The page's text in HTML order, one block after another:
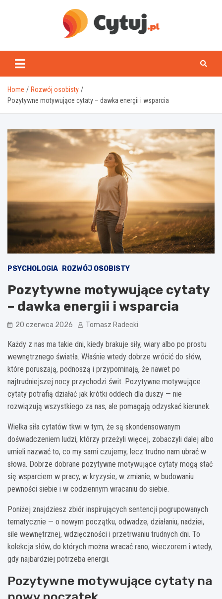
www.cytuj.pl
Home
Rozwój osobisty
Pozytywne motywujące cytaty – dawka energii i wsparcia
PSYCHOLOGIA ROZWÓJ OSOBISTY
Pozytywne motywujące cytaty
– dawka energii i wsparcia
20 czerwca 2026 Tomasz Radecki
Każdy z nas ma takie dni, kiedy brakuje siły, wiary albo po prostu
wewnętrznego światła. Właśnie wtedy dobrze wrócić do słów,
które poruszają, podnoszą i przypominają, że nawet po
najtrudniejszej nocy przychodzi świt. Pozytywne motywujące
cytaty potrafią działać jak krótki oddech dla duszy — nie
rozwiązują wszystkiego za nas, ale pomagają odzyskać kierunek.
Wielka siła cytatów tkwi w tym, że są skondensowanym
doświadczeniem ludzi, którzy przeżyli więcej, zobaczyli dalej albo
umieli nazwać to, co my sami czujemy, lecz trudno nam ubrać w
słowa. Dobrze dobrane pozytywne motywujące cytaty mogą stać
się wsparciem w pracy, w kryzysie, w zmianie, w budowaniu
pewności siebie i w codziennym wracaniu do siebie.
Poniżej znajdziesz zbiór inspirujących sentencji pogrupowanych
tematycznie — o nowym początku, odwadze, działaniu, nadziei,
sile wewnętrznej, wdzięczności i przetrwaniu trudnych dni. To
kolekcja słów, do których można wracać rano, wieczorem i wtedy,
gdy najbardziej potrzeba energii.
Pozytywne motywujące cytaty na